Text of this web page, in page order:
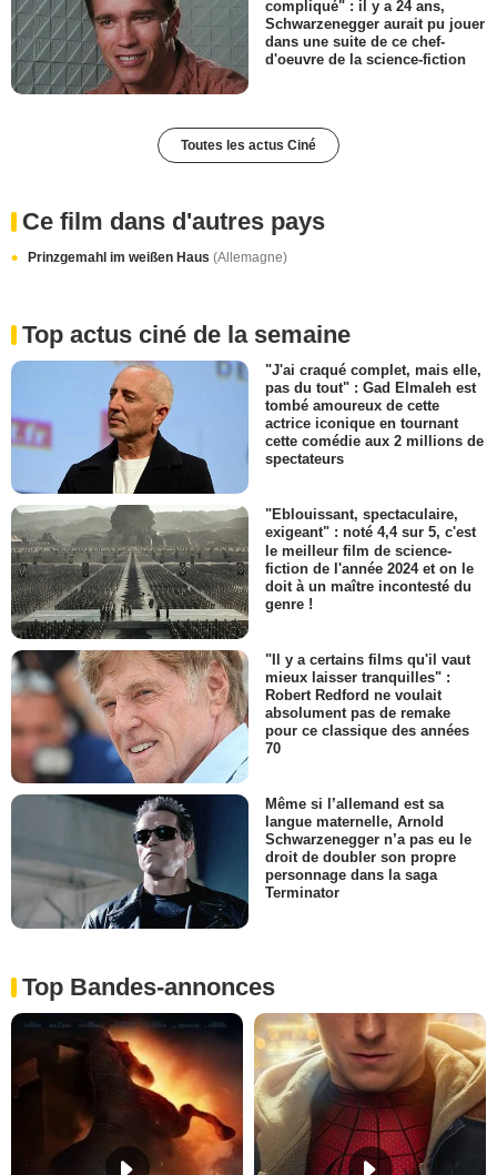
compliqué" : il y a 24 ans,
Schwarzenegger aurait pu jouer
dans une suite de ce chef-
d'oeuvre de la science-fiction
Toutes les actus Ciné
Ce film dans d'autres pays
Prinzgemahl im weißen Haus (Allemagne)
Top actus ciné de la semaine
"J'ai craqué complet, mais elle,
pas du tout" : Gad Elmaleh est
tombé amoureux de cette
actrice iconique en tournant
cette comédie aux 2 millions de
spectateurs
"Eblouissant, spectaculaire,
exigeant" : noté 4,4 sur 5, c'est
le meilleur film de science-
fiction de l'année 2024 et on le
doit à un maître incontesté du
genre !
"Il y a certains films qu'il vaut
mieux laisser tranquilles" :
Robert Redford ne voulait
absolument pas de remake
pour ce classique des années
70
Même si l’allemand est sa
langue maternelle, Arnold
Schwarzenegger n’a pas eu le
droit de doubler son propre
personnage dans la saga
Terminator
Top Bandes-annonces